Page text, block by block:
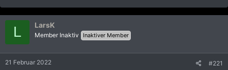
L LarsK
Member Inaktiv Inaktiver Member
21 Februar 2022 #221